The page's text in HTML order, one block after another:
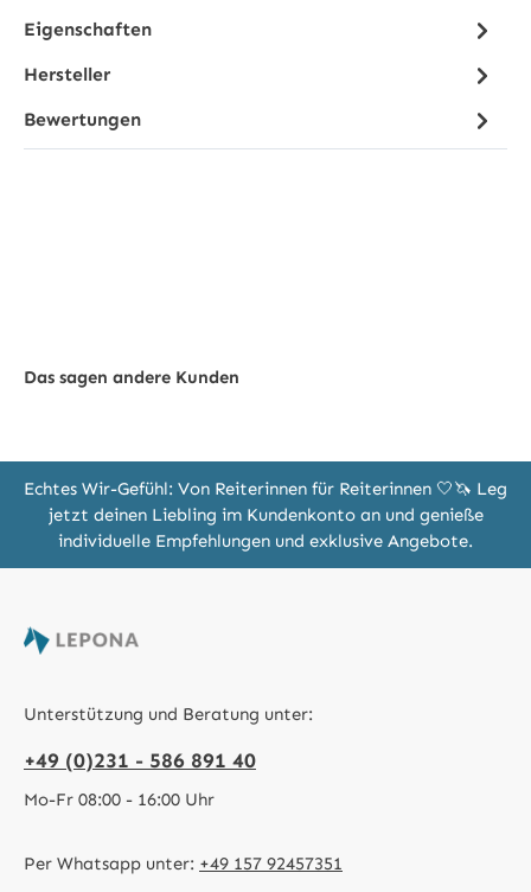
Eigenschaften
Hersteller
Bewertungen
Das sagen andere Kunden
Echtes Wir-Gefühl: Von Reiterinnen für Reiterinnen 🤍🦄 Leg
jetzt deinen Liebling im Kundenkonto an und genieße
individuelle Empfehlungen und exklusive Angebote.
Unterstützung und Beratung unter:
+49 (0)231 - 586 891 40
Mo-Fr 08:00 - 16:00 Uhr
Per Whatsapp unter: +49 157 92457351